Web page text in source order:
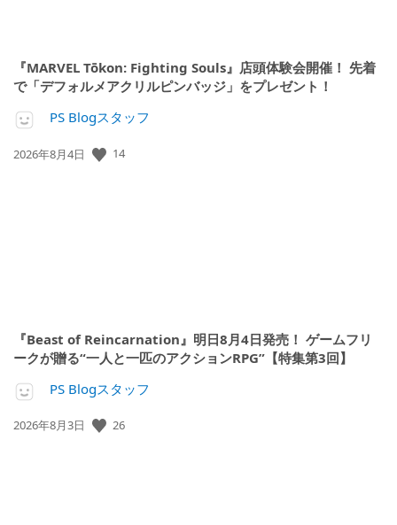
『MARVEL Tōkon: Fighting Souls』店頭体験会開催！ 先着
で「デフォルメアクリルピンバッジ」をプレゼント！
PS Blogスタッフ
公
2026年8月4日 14
『Beast of Reincarnation』明日8月4日発売！ ゲームフリ
ークが贈る“一人と一匹のアクションRPG”【特集第3回】
PS Blogスタッフ
公
2026年8月3日 26